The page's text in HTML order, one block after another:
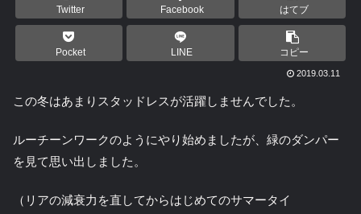
Twitter Facebook はてブ
Pocket LINE コピー
2019.03.11
この冬はあまりスタッドレスが活躍しませんでした。
ルーチーンワークのようにやり始めましたが、緑のダンパー
を見て思い出しました。
（リアの減衰力を直してからはじめてのサマータイ